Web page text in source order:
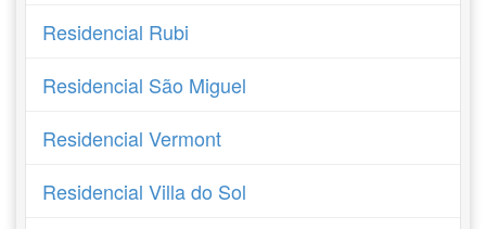
Residencial Rubi
Residencial São Miguel
Residencial Vermont
Residencial Villa do Sol